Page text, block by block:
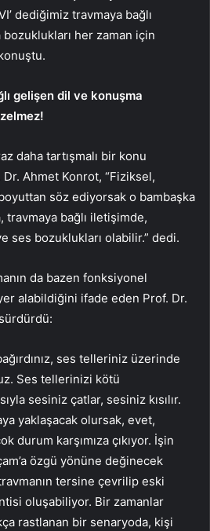
dediğimiz travmaya bağlı
her zaman için
gelişen dil ve konuşma
daha tartışmalı bir konu
Ahmet Konrot, “Fiziksel,
söz ediyorsak o bambaşka
travmaya bağlı iletişimde,
ses bozuklukları olabilir.” dedi.
da bazen fonksiyonel
alabildiğini ifade eden Prof. Dr.
ses telleriniz üzerinde
Ses tellerinizi kötü
sesiniz çatlar, sesiniz kısılır.
yaklaşacak olursak, evet,
durum karşımıza çıkıyor. İşin
özgü yönüne değinecek
tersine çevrilip eski
oluşabiliyor. Bir zamanlar
rastlanan bir senaryoda, kişi